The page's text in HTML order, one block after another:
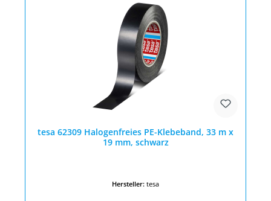
tesa 62309 Halogenfreies PE-Klebeband, 33 m x
19 mm, schwarz
Hersteller: tesa